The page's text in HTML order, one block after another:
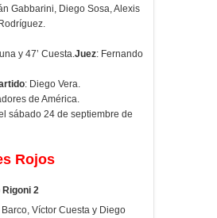
Gabbarini, Diego Sosa, Alexis
y 47’ Cuesta. Juez: Fernando
: Diego Vera.
de América.
sábado 24 de septiembre de
Rojos
2
Víctor Cuesta y Diego